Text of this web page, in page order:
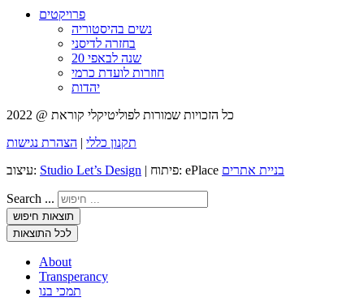
פרויקטים
נשים בהיסטוריה
בחזרה לדיסני
20 שנה לבאפי
חוזרות לועדת כרמי
יהדות
תקנון כללי | הצהרת נגישות
עיצוב: Studio Let’s Design | פיתוח: ePlace בניית אתרים
Search ...
תוצאות חיפוש
לכל התוצאות
About
Transperancy
תמכי בנו